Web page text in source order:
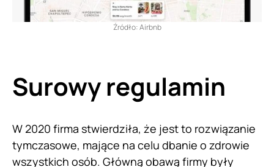
Źródło: Airbnb
Surowy regulamin
W 2020 firma stwierdziła, że jest to rozwiązanie
tymczasowe, mające na celu dbanie o zdrowie
wszystkich osób. Główną obawą firmy były